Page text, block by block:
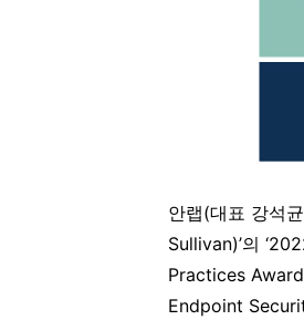
안랩(대표 강석균
Sullivan)’의
Practices
Endpoint